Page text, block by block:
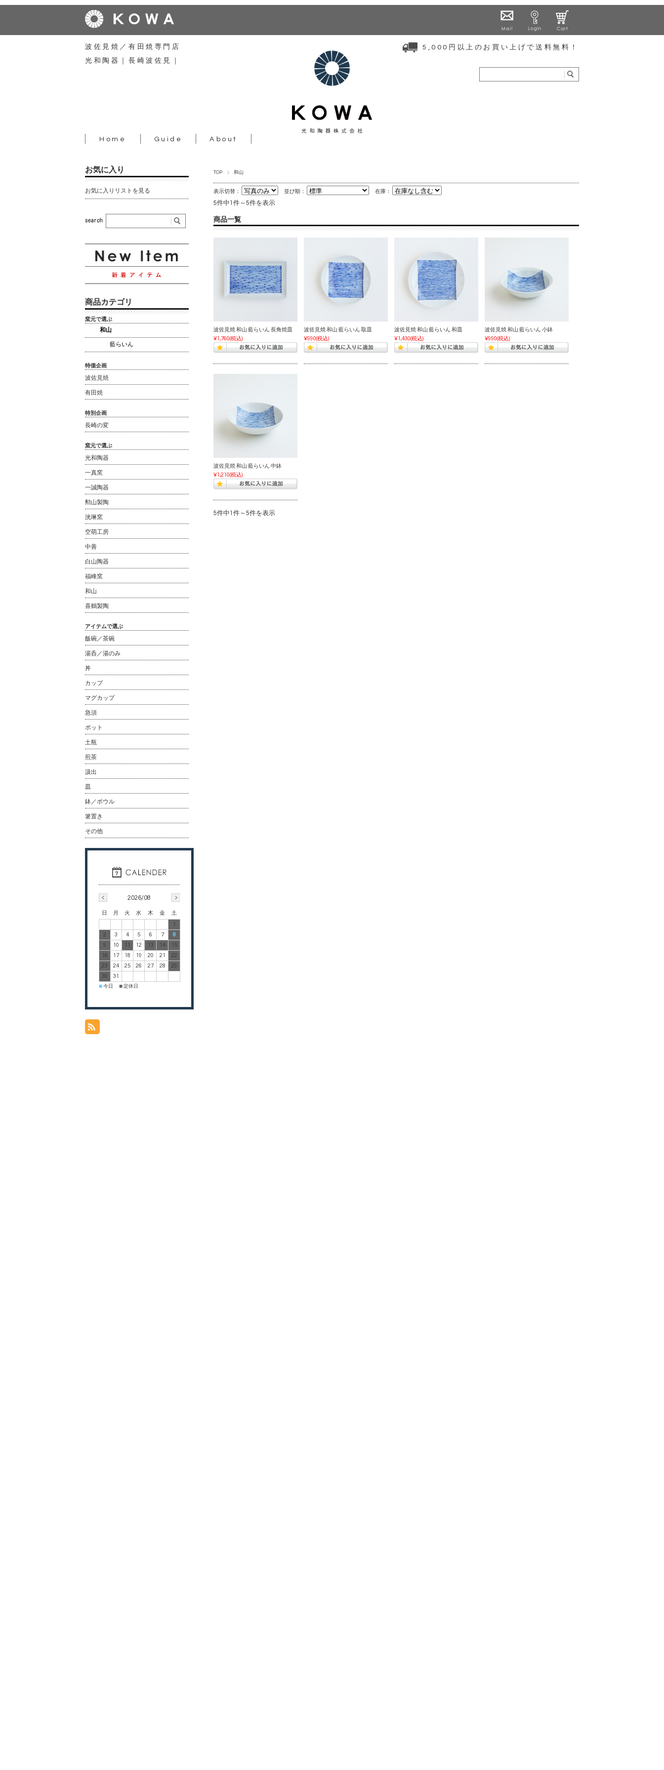
波佐見焼／有田焼専門店
光和陶器｜長崎波佐見｜
5,000円以上のお買い上げで送料無料！
Home Guide About
TOP 和山
表示切替： 並び順： 在庫：
5件中1件～5件を表示
商品一覧
波佐見焼 和山 藍らいん 長角焼皿
¥1,760(税込)
波佐見焼 和山 藍らいん 取皿
¥990(税込)
波佐見焼 和山 藍らいん 和皿
¥1,430(税込)
波佐見焼 和山 藍らいん 小鉢
¥990(税込)
波佐見焼 和山 藍らいん 中鉢
¥1,210(税込)
5件中1件～5件を表示
お気に入り
お気に入りリストを見る
商品カテゴリ
窯元で選ぶ
和山
藍らいん
特価企画
波佐見焼
有田焼
特別企画
長崎の変
窯元で選ぶ
光和陶器
一真窯
一誠陶器
勲山製陶
洸琳窯
空萌工房
中善
白山陶器
福峰窯
和山
喜鶴製陶
アイテムで選ぶ
飯碗／茶碗
湯呑／湯のみ
丼
カップ
マグカップ
急須
ポット
土瓶
煎茶
汲出
皿
鉢／ボウル
箸置き
その他
2026/08
日 月 火 水 木 金 土
1
2
3 4 5 6 7
8
9
10 11 12 13 14
15
16
17 18 19 20 21
22
23
24 25 26 27 28
29
30
31
■ 今日 ■ 定休日